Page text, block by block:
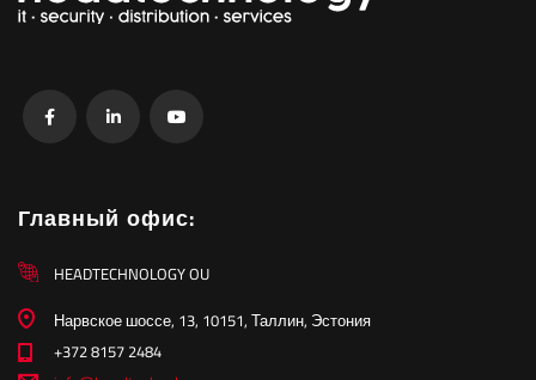
Главный офис:
HEADTECHNOLOGY OU
Нарвское шоссе, 13, 10151, Таллин, Эстония
+372 8157 2484